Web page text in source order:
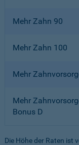
Mehr Zahn 90
Mehr Zahn 100
Mehr
Mehr
Bonus D
Die Höhe der Raten ist